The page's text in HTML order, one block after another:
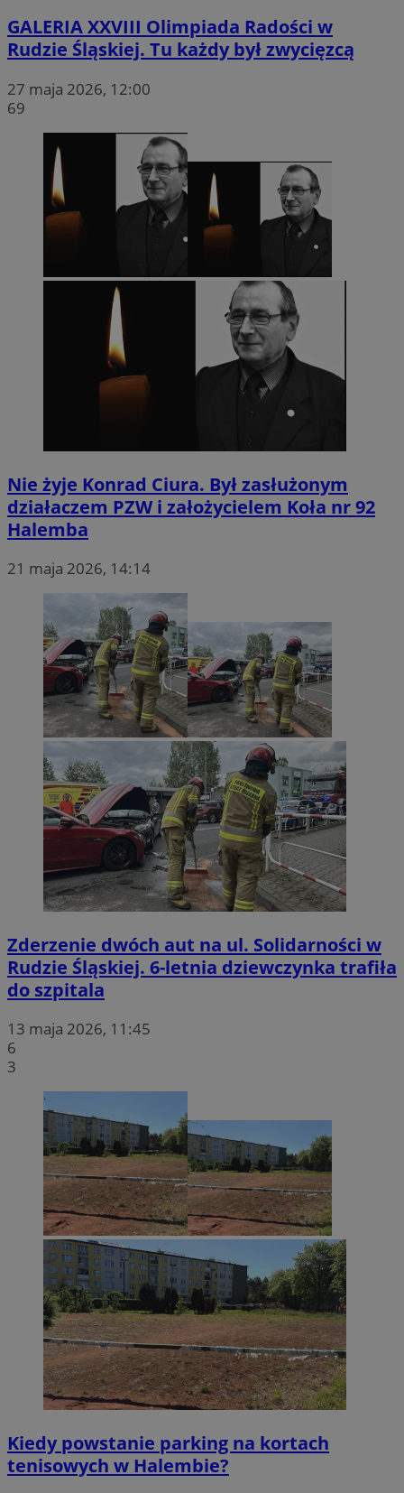
GALERIAXXVIII Olimpiada Radości w
Rudzie Śląskiej. Tu każdy był zwycięzcą
27 maja 2026, 12:00
69
Nie żyje Konrad Ciura. Był zasłużonym
działaczem PZW i założycielem Koła nr 92
Halemba
21 maja 2026, 14:14
Zderzenie dwóch aut na ul. Solidarności w
Rudzie Śląskiej. 6-letnia dziewczynka trafiła
do szpitala
13 maja 2026, 11:45
6
3
Kiedy powstanie parking na kortach
tenisowych w Halembie?